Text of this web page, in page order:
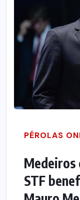
PÉROLAS
Medeiros
STF